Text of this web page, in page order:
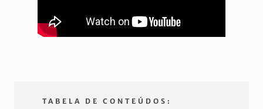
TABELA DE CONTEÚDOS: